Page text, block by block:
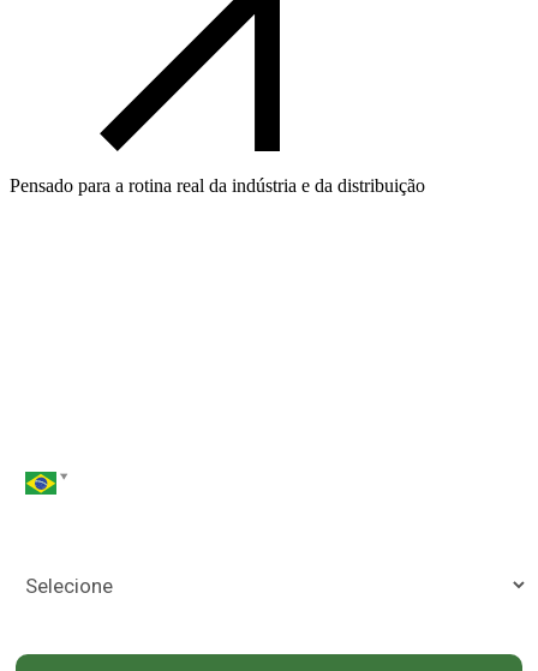
Pensado para a rotina real da indústria e da distribuição